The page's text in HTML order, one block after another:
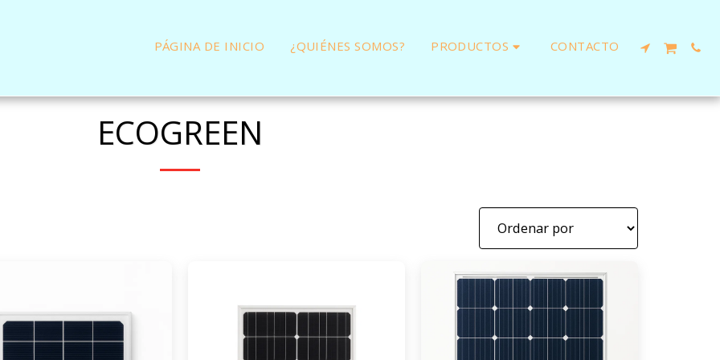
PÁGINA DE INICIO ¿QUIÉNES SOMOS? PRODUCTOS CONTACTO
ECOGREEN